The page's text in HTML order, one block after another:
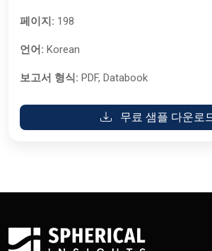
페이지: 198
언어: Korean
보고서 형식: PDF, Databook
무료 샘플 다운로